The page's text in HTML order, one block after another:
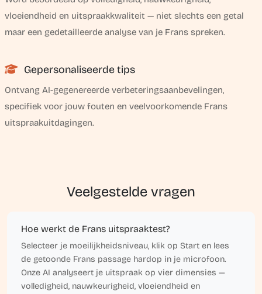
vloeiendheid en uitspraakkwaliteit — niet slechts een getal
maar een gedetailleerde analyse van je Frans spreken.
Gepersonaliseerde tips
Ontvang AI-gegenereerde verbeteringsaanbevelingen,
specifiek voor jouw fouten en veelvoorkomende Frans
uitspraakuitdagingen.
Veelgestelde vragen
Hoe werkt de Frans uitspraaktest?
Selecteer je moeilijkheidsniveau, klik op Start en lees
de getoonde Frans passage hardop in je microfoon.
Onze AI analyseert je uitspraak op vier dimensies —
volledigheid, nauwkeurigheid, vloeiendheid en